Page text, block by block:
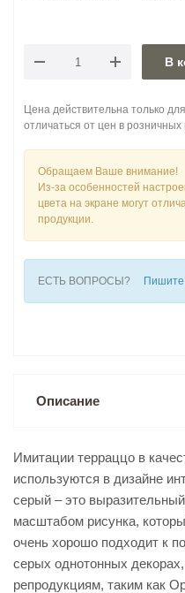
В
Цена действительна только
отличаться от цен в розничных
Обращаем Ваше внимание!
Из-за особенностей
цвета на экране могут
продукции.
ЕСТЬ ВОПРОСЫ? Пишите
Описание
Имитации терраццо в
используются в дизайне
серый – это
масштабом рисунка,
очень хорошо подходит к
серых однотонных
репродукциям, таким как